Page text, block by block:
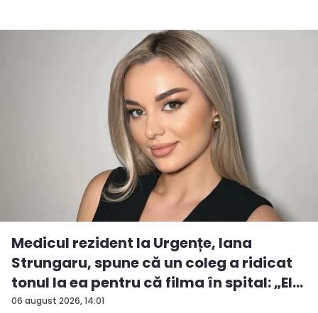
06 august 2026, 14:01
Medicul rezident la Urgențe, Iana
Strungaru, spune că un coleg a ridicat
tonul la ea pentru că filma în spital: „El
a...